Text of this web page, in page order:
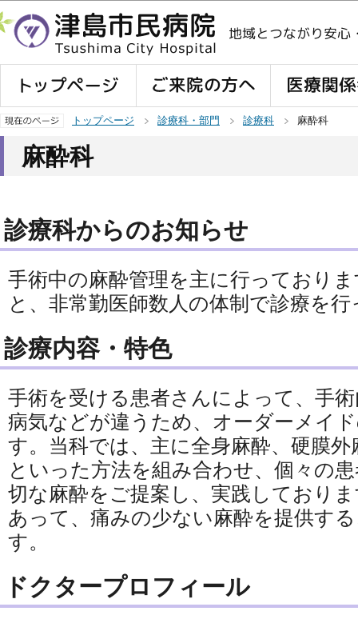
トップページ 診療科・部門 診療科 麻酔科
麻酔科
診療科からのお知らせ
手術中の麻酔管理を主に行っており
と、非常勤医師数人の体制で診療を
診療内容・特色
手術を受ける患者さんによって、手
病気などが違うため、オーダーメイ
す。当科では、主に全身麻酔、硬膜
といった方法を組み合わせ、個々の
切な麻酔をご提案し、実践しており
あって、痛みの少ない麻酔を提供す
す。
ドクタープロフィール